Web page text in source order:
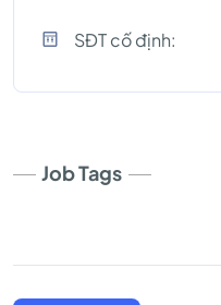
SĐT cố định:
Job Tags